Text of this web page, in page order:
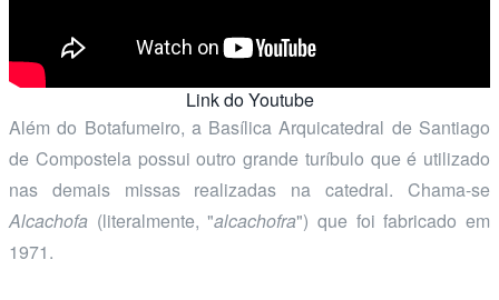
Link do Youtube
Além do Botafumeiro, a Basílica Arquicatedral de Santiago
de Compostela possui outro grande turíbulo que é utilizado
nas demais missas realizadas na catedral. Chama-se
Alcachofa (literalmente, "alcachofra") que foi fabricado em
1971.